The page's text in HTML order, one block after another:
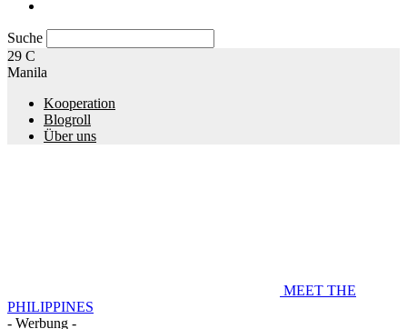
Suche
29 C
Manila
Kooperation
Blogroll
Über uns
MEET THE
PHILIPPINES
- Werbung -